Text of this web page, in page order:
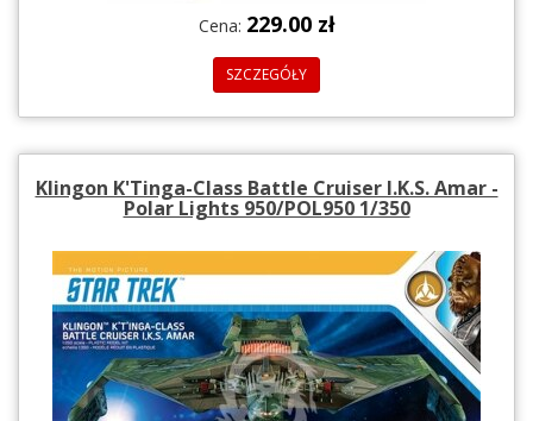
Cena: 229.00 zł
SZCZEGÓŁY
Klingon K'Tinga-Class Battle Cruiser I.K.S. Amar -
Polar Lights 950/POL950 1/350